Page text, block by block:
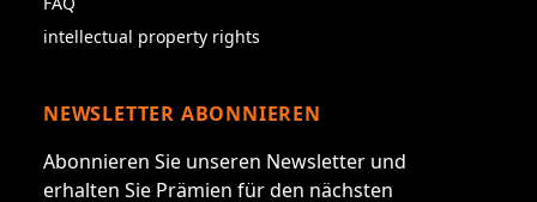
intellectual property rights
NEWSLETTER ABONNIEREN
Abonnieren Sie unseren Newsletter und
erhalten Sie Prämien für den nächsten